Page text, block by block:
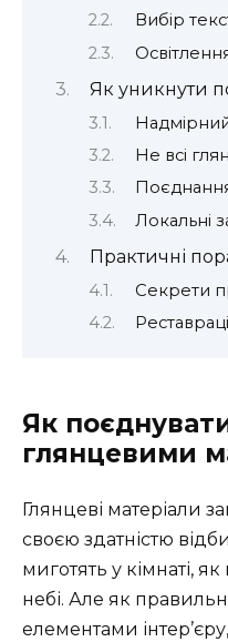
Вибір
Як уникнути
Не всі
Локальні
Практичні
Секрети
Як
глянцевими
Глянцеві матеріали
своєю здатністю
миготять у кімнаті,
небі. Але як
елементами